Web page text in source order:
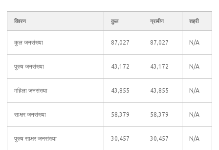
विवरण कुल ग्रामीण शहरी
कुल जनसंख्या 87,027 87,027 N/A
पुरुष जनसंख्या 43,172 43,172 N/A
महिला जनसंख्या 43,855 43,855 N/A
साक्षर जनसंख्या 58,379 58,379 N/A
पुरुष साक्षर जनसंख्या 30,457 30,457 N/A